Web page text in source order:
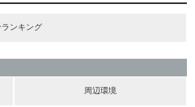
ランキング
周辺環境